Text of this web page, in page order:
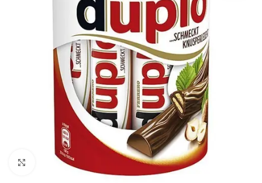
Clicca per ingrandire